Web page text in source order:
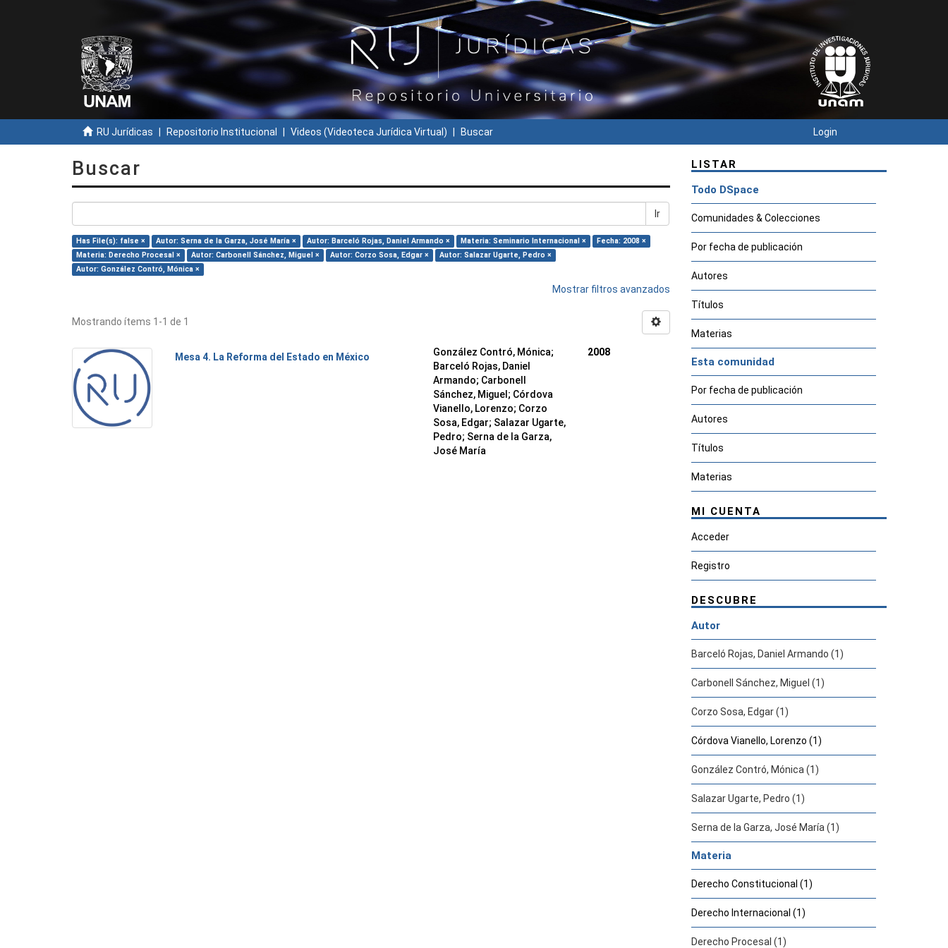
RU Jurídicas Repositorio Institucional Videos (Videoteca Jurídica Virtual) Buscar Login
Buscar
Ir
Has File(s): false × Autor: Serna de la Garza, José María × Autor: Barceló Rojas, Daniel Armando × Materia: Seminario Internacional ×
Fecha: 2008 ×
Materia: Derecho Procesal ×
Autor: Carbonell Sánchez, Miguel × Autor: Corzo Sosa, Edgar ×
Autor: Salazar Ugarte, Pedro ×
Autor: González Contró, Mónica ×
Mostrar filtros avanzados
Mostrando ítems 1-1 de 1
Mesa 4. La Reforma del Estado en México González Contró, Mónica;
Barceló Rojas, Daniel
Armando; Carbonell
Sánchez, Miguel ; Córdova
Vianello, Lorenzo; Corzo
Sosa, Edgar; Salazar Ugarte,
Pedro; Serna de la Garza,
José María
2008
LISTAR
Todo DSpace
Comunidades & Colecciones
Por fecha de publicación
Autores
Títulos
Materias
Esta comunidad
Por fecha de publicación
Autores
Títulos
Materias
MI CUENTA
Acceder
Registro
DESCUBRE
Autor
Barceló Rojas, Daniel Armando (1)
Carbonell Sánchez, Miguel (1)
Corzo Sosa, Edgar (1)
Córdova Vianello, Lorenzo (1)
González Contró, Mónica (1)
Salazar Ugarte, Pedro (1)
Serna de la Garza, José María (1)
Materia
Derecho Constitucional (1)
Derecho Internacional (1)
Derecho Procesal (1)